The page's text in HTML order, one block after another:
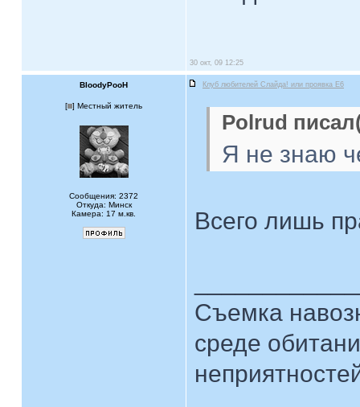
30 окт, 09 12:25
BloodyPooH Клуб любителей Слайда! или проявка E6
[ ] Местный житель
Сообщения: 2372
Откуда: Минск
Камера: 17 м.кв.
Polrud
Я не знаю
Всего лишь
Съемка
среде